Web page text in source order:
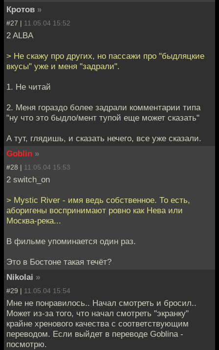
Кротов »
#27 | 11.05.04 15:52
2 ALBA
> Не скажу про других, но пассажи про "быдляцкие
вкусы" уже и меня "задрали".
1. Не читай
2. Меня гораздо более задрали комментарии типа
"ну что это быдло/мент тупой еще может сказать"
А тут, глядишь, и сказать нечего, все уже сказали.
Goblin »
#28 | 11.05.04 15:53
2 switch_on
> Mystic River - имя ведь собственное. То есть,
аборигены воспринимают ровно как Нева или
Москва-река...
В фильме упоминается один раз.
Это в Бостоне такая течёт?
Nikolai »
#29 | 11.05.04 15:54
Мне не понравилось.. Начал смотреть и бросил..
Может из-за того, что начал смотреть "экранку"
крайне хренового качества с соответствующим
переводом. Если выйдет в переводе Goblinа -
посмотрю.